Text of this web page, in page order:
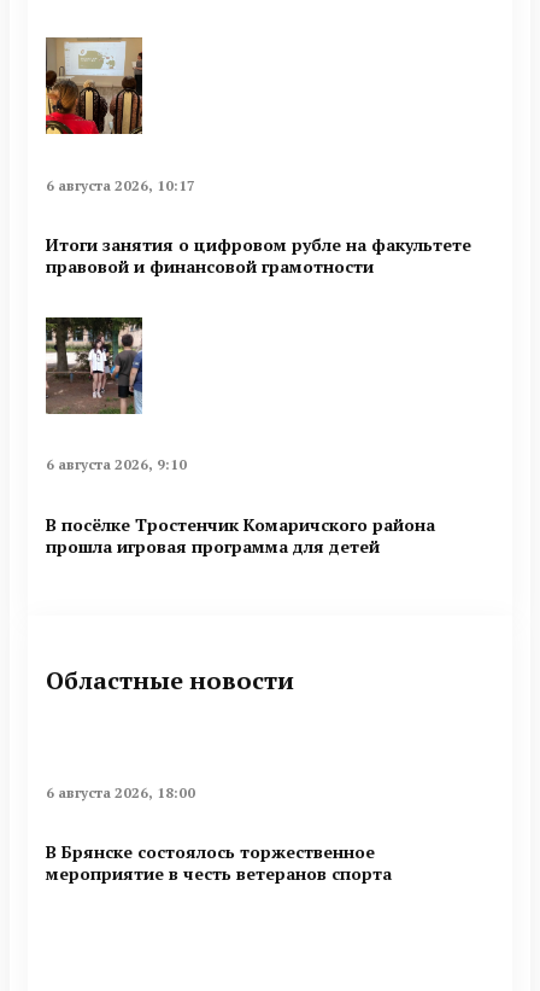
6 августа 2026, 10:17
Итоги занятия о цифровом рубле на факультете
правовой и финансовой грамотности
6 августа 2026, 9:10
В посёлке Тростенчик Комаричского района
прошла игровая программа для детей
Областные новости
6 августа 2026, 18:00
В Брянске состоялось торжественное
мероприятие в честь ветеранов спорта